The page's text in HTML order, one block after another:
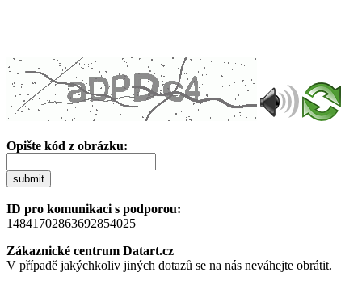
Opište kód z obrázku:
submit
ID pro komunikaci s podporou:
14841702863692854025
Zákaznické centrum Datart.cz
V případě jakýchkoliv jiných dotazů se na nás neváhejte obrátit.